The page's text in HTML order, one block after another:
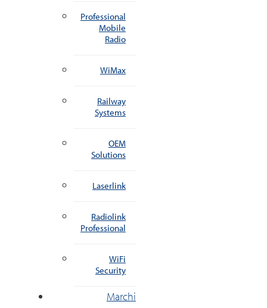
Professional
Mobile
Radio
WiMax
Railway
Systems
OEM
Solutions
Laserlink
Radiolink
Professional
WiFi
Security
Marchi